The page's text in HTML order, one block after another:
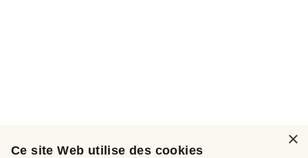
×
Ce site Web utilise des cookies